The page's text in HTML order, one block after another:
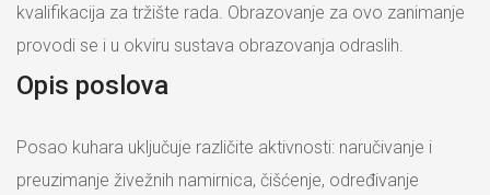
kvalifikacija za tržište rada. Obrazovanje za ovo zanimanje
provodi se i u okviru sustava obrazovanja odraslih.
Opis poslova
Posao kuhara uključuje različite aktivnosti: naručivanje i
preuzimanje živežnih namirnica, čišćenje, određivanje